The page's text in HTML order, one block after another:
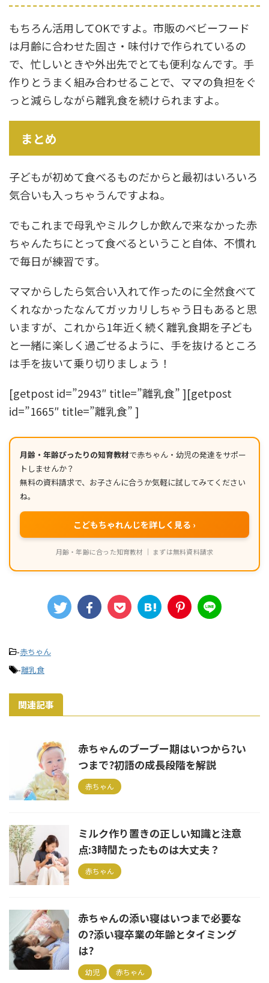
もちろん活用してOKですよ。市販のベビーフード
は月齢に合わせた固さ・味付けで作られているの
で、忙しいときや外出先でとても便利なんです。手
作りとうまく組み合わせることで、ママの負担をぐ
っと減らしながら離乳食を続けられますよ。
まとめ
子どもが初めて食べるものだからと最初はいろいろ
気合いも入っちゃうんですよね。
でもこれまで母乳やミルクしか飲んで来なかった赤
ちゃんたちにとって食べるということ自体、不慣れ
で毎日が練習です。
ママからしたら気合い入れて作ったのに全然食べて
くれなかったなんてガッカリしちゃう日もあると思
いますが、これから1年近く続く離乳食期を子ども
と一緒に楽しく過ごせるように、手を抜けるところ
は手を抜いて乗り切りましょう！
[getpost id=”2943″ title=”離乳食” ][getpost
id=”1665″ title=”離乳食” ]
月齢・年齢ぴったりの知育教材で赤ちゃん・幼児の発達をサポー
トしませんか？
無料の資料請求で、お子さんに合うか気軽に試してみてください
ね。
こどもちゃれんじを詳しく見る ›
月齢・年齢に合った知育教材 ｜ まずは無料資料請求
-赤ちゃん
-離乳食
関連記事
赤ちゃんのブーブー期はいつから?い
つまで?初語の成長段階を解説
赤ちゃん
ミルク作り置きの正しい知識と注意
点:3時間たったものは大丈夫？
赤ちゃん
赤ちゃんの添い寝はいつまで必要な
の?添い寝卒業の年齢とタイミング
は?
幼児 赤ちゃん